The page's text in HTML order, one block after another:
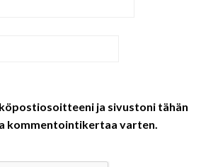
ja sivustoni tähän
kommentointikertaa varten.